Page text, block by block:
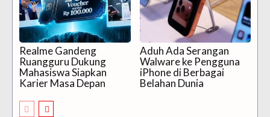
Realme Gandeng
Ruangguru Dukung
Mahasiswa Siapkan
Karier Masa Depan
Aduh Ada Serangan
Walware ke Pengguna
iPhone di Berbagai
Belahan Dunia